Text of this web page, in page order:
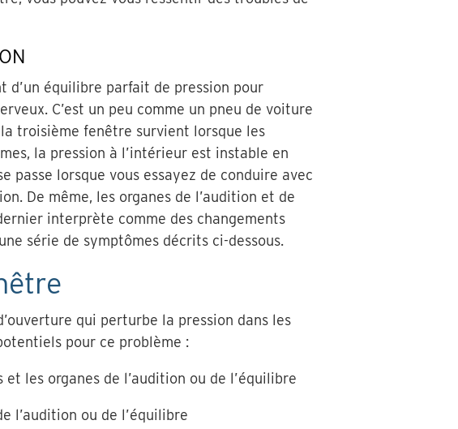
d’un équilibre parfait de pression pour
C’est un peu comme un pneu de voiture
troisième fenêtre survient lorsque les
la pression à l’intérieur est instable en
passe lorsque vous essayez de conduire avec
De même, les organes de l’audition et de
interprète comme des changements
série de symptômes décrits ci-dessous.
qui perturbe la pression dans les
pour ce problème :
les organes de l’audition ou de l’équilibre
l’audition ou de l’équilibre